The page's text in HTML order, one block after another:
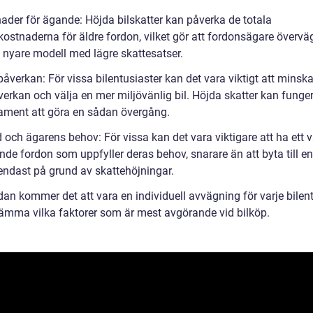
för ägande: Höjda bilskatter kan påverka de totala
för äldre fordon, vilket gör att fordonsägare
modell med lägre skattesatser.
För vissa bilentusiaster kan det vara viktigt att
och välja en mer miljövänlig bil. Höjda skatter kan
att göra en sådan övergång.
och ägarens behov: För vissa kan det vara viktigare att ha ett
fordon som uppfyller deras behov, snarare än att byta till
på grund av skattehöjningar.
kommer det att vara en individuell avvägning för varje
vilka faktorer som är mest avgörande vid bilköp.